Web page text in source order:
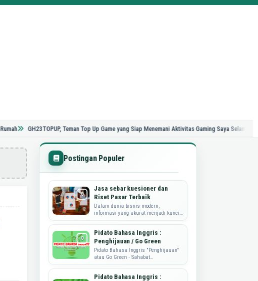
GH23TOPUP, Teman Top Up Game yang Siap Menemani Aktivitas Gaming Saya Selama 24 Jam
Postingan Populer
Jasa sebar kuesioner dan
Riset Pasar Terbaik
Dalam dunia bisnis modern,
informasi yang akurat menjadi kunci
utama dalam merumuskan strategi,
mengembangkan produk, dan
memahami kebutuhan...
Pidato Bahasa Inggris :
Penghijauan / Go Green
Pidato Bahasa Inggris "Penghijauan"
atau Go Green - Sahabat
Dataguru.web.id, pidato yang di share
ini adalah tulisan dari mbak ...
Pidato Bahasa Inggris :